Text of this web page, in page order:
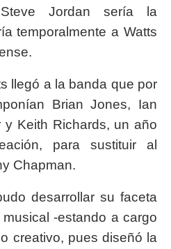
Jordan sería la
temporalmente a Watts
llegó a la banda que por
Brian Jones, Ian
y Keith Richards, un año
para sustituir al
Chapman.
desarrollar su faceta
-estando a cargo
creativo, pues diseñó la